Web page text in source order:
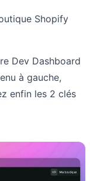
Shopify
Dev Dashboard
à gauche,
enfin les 2 clés